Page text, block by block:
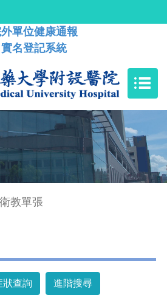
外單位健康通報
實名登記系統
衛教單張
狀查詢 進階搜尋